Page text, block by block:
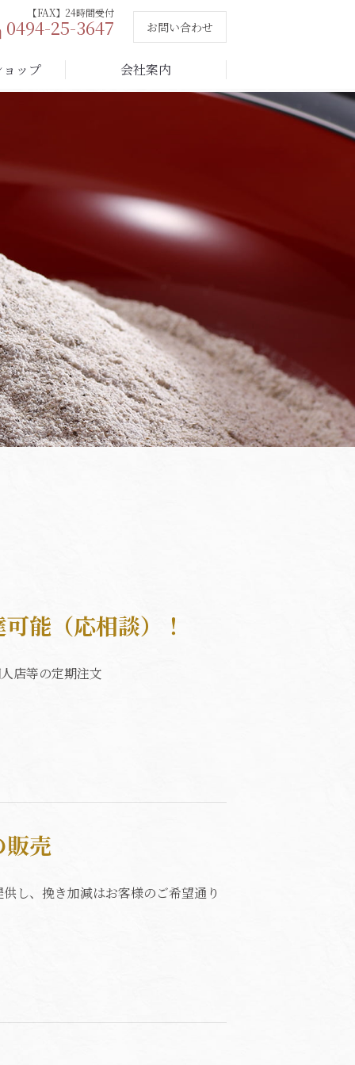
【FAX】24時間受付
0494-25-3647 お問い合わせ
ップ 会社案内
能（応相談）！
店等の定期注文
販売
し、挽き加減はお客様のご希望通り